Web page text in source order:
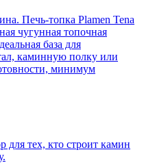
Печь-топка Plamen Tena
чугунная топочная
база для
каминную полку или
минимум
для тех, кто строит камин